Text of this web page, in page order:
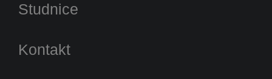
Studnice
Kontakt